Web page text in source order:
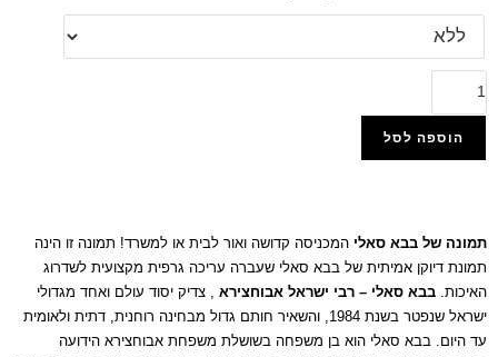
הוספה לסל
תמונה של בבא סאלי המכניסה קדושה ואור לבית או למשרד! תמונה זו הינה
תמונת דיוקן אמיתית של בבא סאלי שעברה עריכה גרפית מקצועית לשדרוג
האיכות. בבא סאלי – רבי ישראל אבוחצירא , צדיק יסוד עולם ואחד מגדולי
ישראל שנפטר בשנת 1984, והשאיר חותם גדול מבחינה רוחנית, דתית ולאומית
עד היום. בבא סאלי הוא בן משפחה בשושלת משפחת אבוחצירא הידועה